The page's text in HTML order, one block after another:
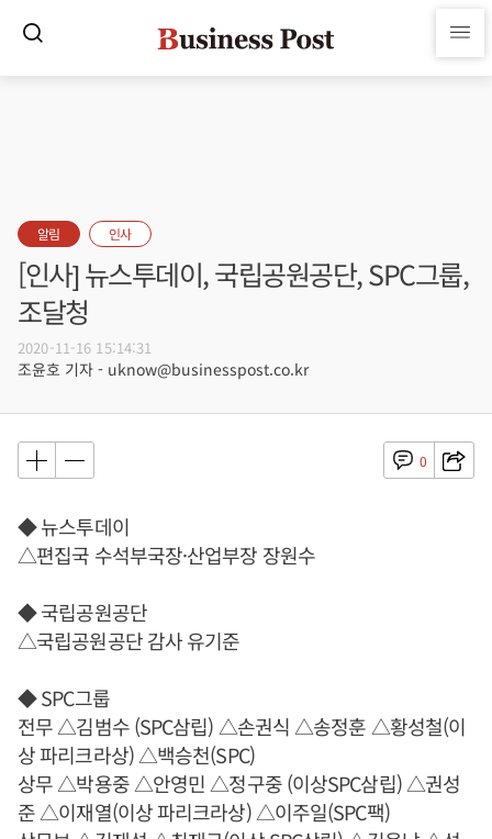
알림 인사
[인사] 뉴스투데이, 국립공원공단, SPC그룹,
조달청
2020-11-16 15:14:31
조윤호 기자 - uknow@businesspost.co.kr
0
◆ 뉴스투데이
△편집국 수석부국장·산업부장 장원수
◆ 국립공원공단
△국립공원공단 감사 유기준
◆ SPC그룹
전무 △김범수 (SPC삼립) △손권식 △송정훈 △황성철(이
상 파리크라상) △백승천(SPC)
상무 △박용중 △안영민 △정구중 (이상SPC삼립) △권성
준 △이재열(이상 파리크라상) △이주일(SPC팩)